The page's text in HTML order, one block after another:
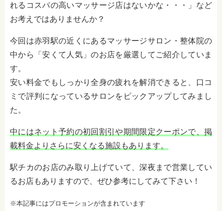
れるコスパの高いマッサージ店はないかな・・・」など
お考えではありませんか？
今回は赤羽駅の近くにあるマッサージサロン・整体院の
中から「安くて人気」のお店を厳選してご紹介していま
す。
安い料金でもしっかり全身の疲れを解消できると、口コ
ミで評判になっているサロンをピックアップしてみまし
た。
中にはネット予約の初回割引や期間限定クーポンで、掲
載料金よりさらに安くなる施設もあります。
駅チカのお店のみ取り上げていて、深夜まで営業してい
るお店もありますので、ぜひ参考にしてみて下さい！
※本記事にはプロモーションが含まれています